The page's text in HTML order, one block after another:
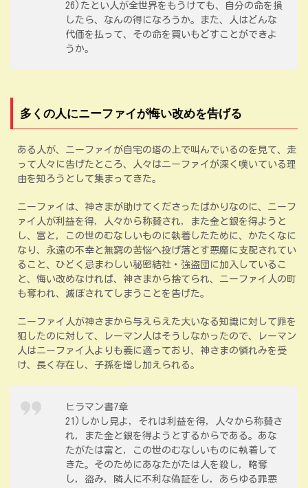
26)たとい人が全世界をもうけても、自分の命を損
したら、なんの得になろうか。また、人はどんな
代価を払って、その命を買いもどすことができよ
うか。
多くの人にニーファイが悔い改めを告げる
ある人が、ニーファイが自宅の塔の上で叫んでいるのを見て、走
って人々に告げたところ、人々はニーファイが深く嘆いている理
由を知ろうとして集まってきた。
ニーファイは、神さまが助けてくださったばかりなのに、ニーフ
ァイ人が利益を得，人々から称賛され，また金と銀を得ようと
し、富と，この世のむなしいものに執着したために、かたくなに
なり、永遠の不幸と無窮の苦悩へ投げ落とす悪魔に支配されてい
ること、ひどく忌まわしい秘密結社・強盗団に加入しているこ
と、悔い改めなければ、神さまから捨てられ、ニーファイ人の町
も奪われ、滅ぼされてしまうことを告げた。
ニーファイ人が神さまから与えらえた大いなる知識に対して罪を
犯したのに対して、レーマン人はそうしなかったので、レーマン
人はニーファイ人よりも義に適っており、神さまの憐れみを受
け、長く存在し、子孫を増し加えられる。
ヒラマン書7章
21)しかし見よ，それは利益を得，人々から称賛さ
れ，また金と銀を得ようとするからである。あな
たがたは富と，この世のむなしいものに執着して
きた。そのためにあなたがたは人を殺し，略奪
し，盗み，隣人に不利な偽証をし，あらゆる罪悪